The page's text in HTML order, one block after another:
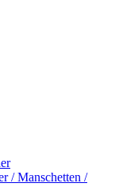
/ Manschetten /